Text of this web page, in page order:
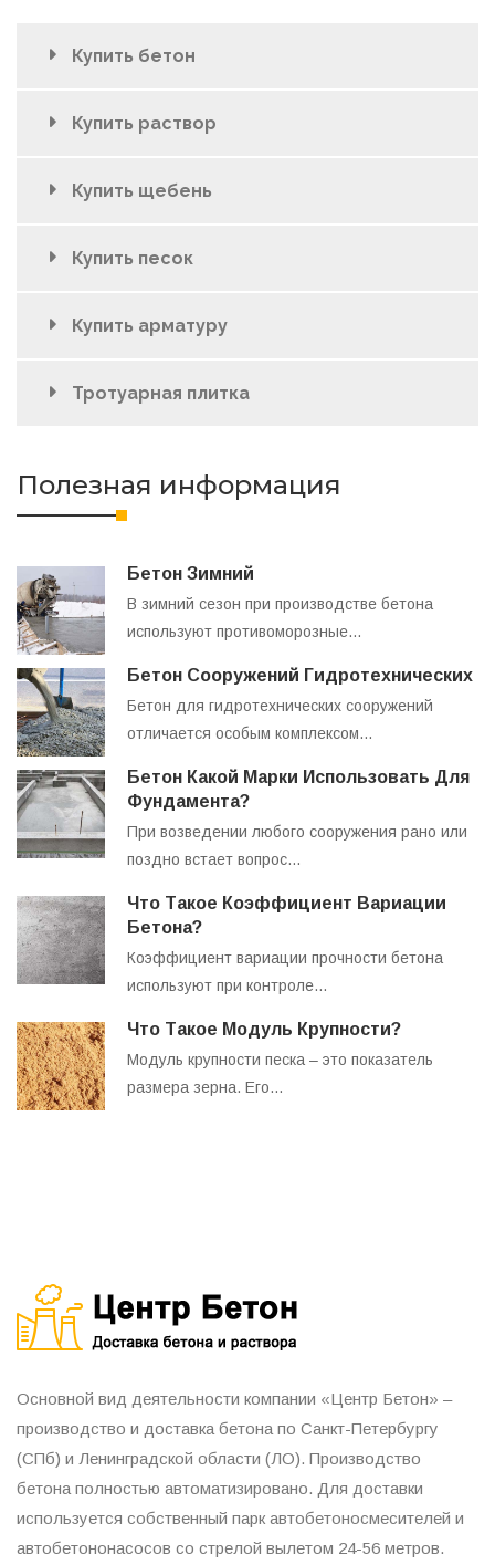
Купить бетон
Купить раствор
Купить щебень
Купить песок
Купить арматуру
Тротуарная плитка
Полезная информация
Бетон Зимний
В зимний сезон при производстве бетона
используют противоморозные…
Бетон Сооружений Гидротехнических
Бетон для гидротехнических сооружений
отличается особым комплексом…
Бетон Какой Марки Использовать Для
Фундамента?
При возведении любого сооружения рано или
поздно встает вопрос…
Что Такое Коэффициент Вариации
Бетона?
Коэффициент вариации прочности бетона
используют при контроле…
Что Такое Модуль Крупности?
Модуль крупности песка – это показатель
размера зерна. Его…
Основной вид деятельности компании «Центр Бетон» –
производство и доставка бетона по Санкт-Петербургу
(СПб) и Ленинградской области (ЛО). Производство
бетона полностью автоматизировано. Для доставки
используется собственный парк автобетоносмесителей и
автобетононасосов со стрелой вылетом 24-56 метров.